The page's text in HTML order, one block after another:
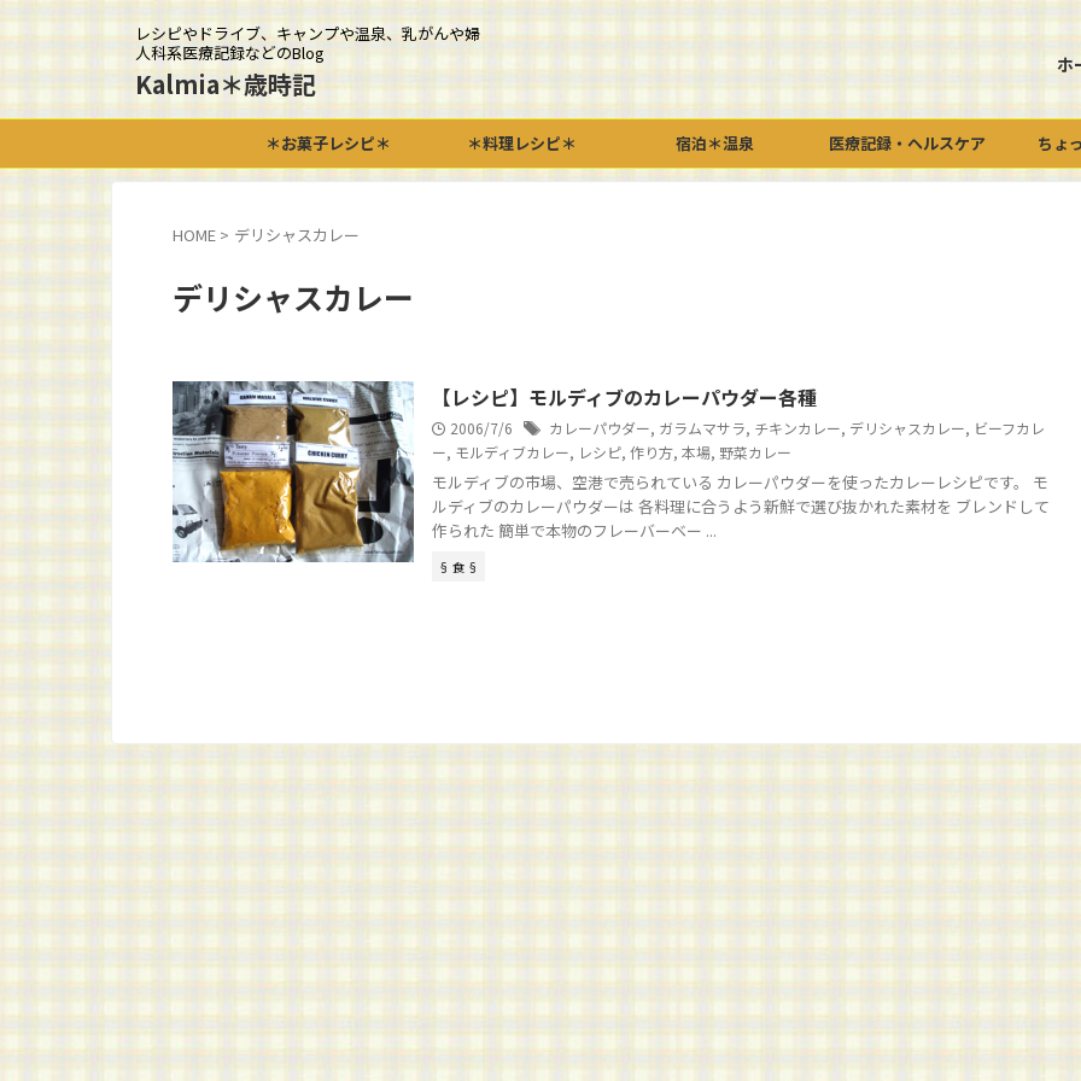
レシピやドライブ、キャンプや温泉、乳がんや婦
人科系医療記録などのBlog
Kalmia＊歳時記
ホ
＊お菓子レシピ＊ ＊料理レシピ＊ 宿泊＊温泉 医療記録・ヘルスケア ちょ
HOME > デリシャスカレー
デリシャスカレー
【レシピ】モルディブのカレーパウダー各種
2006/7/6 カレーパウダー, ガラムマサラ, チキンカレー, デリシャスカレー, ビーフカレ
ー, モルディブカレー, レシピ, 作り方, 本場, 野菜カレー
モルディブの市場、空港で売られている カレーパウダーを使ったカレーレシピです。 モ
ルディブのカレーパウダーは 各料理に合うよう新鮮で選び抜かれた素材を ブレンドして
作られた 簡単で本物のフレーバーベー ...
§ 食 §